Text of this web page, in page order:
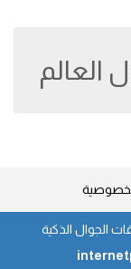
العالم
الجوال الذكية